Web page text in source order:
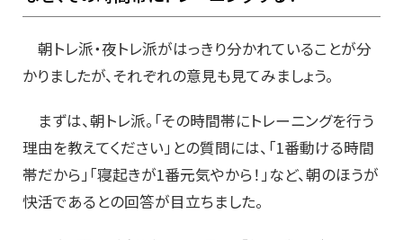
朝トレ派・夜トレ派がはっきり分かれていることが分
かりましたが、それぞれの意見も見てみましょう。
まずは、朝トレ派。「その時間帯にトレーニングを行う
理由を教えてください」との質問には、「1番動ける時間
帯だから」「寝起きが1番元気やから！」など、朝のほうが
快活であるとの回答が目立ちました。